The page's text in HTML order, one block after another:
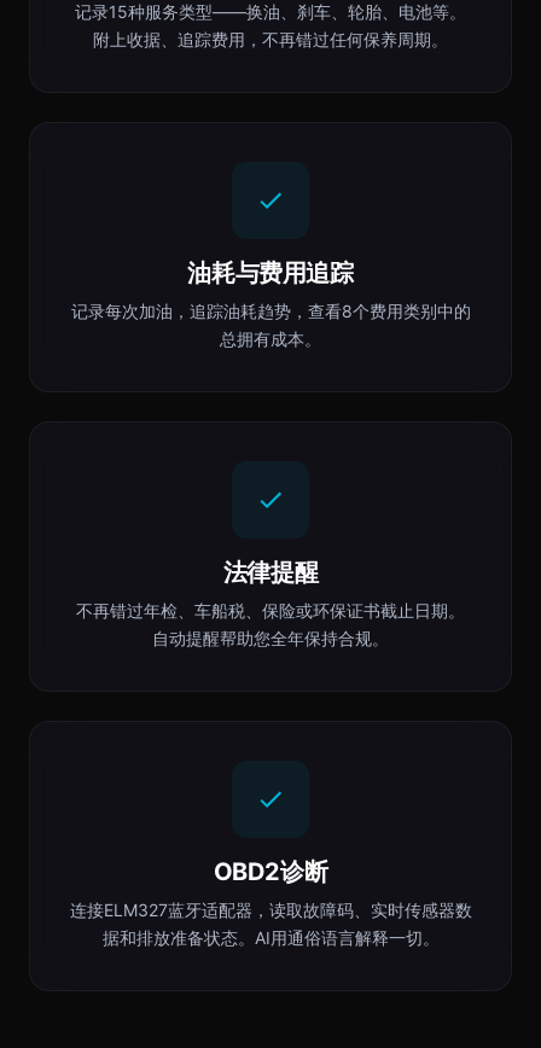
记录15种服务类型——换油、刹车、轮胎、电池等。
附上收据、追踪费用，不再错过任何保养周期。
油耗与费用追踪
记录每次加油，追踪油耗趋势，查看8个费用类别中的
总拥有成本。
法律提醒
不再错过年检、车船税、保险或环保证书截止日期。
自动提醒帮助您全年保持合规。
OBD2诊断
连接ELM327蓝牙适配器，读取故障码、实时传感器数
据和排放准备状态。AI用通俗语言解释一切。